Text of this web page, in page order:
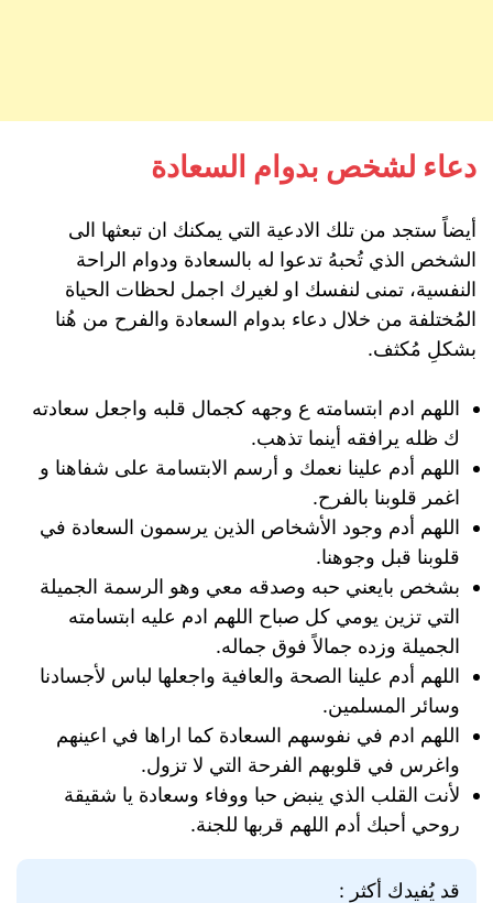
دعاء لشخص بدوام السعادة
أيضاً ستجد من تلك الادعية التي يمكنك ان تبعثها الى
الشخص الذي تُحبهُ تدعوا له بالسعادة ودوام الراحة
النفسية، تمنى لنفسك او لغيرك اجمل لحظات الحياة
المُختلفة من خلال دعاء بدوام السعادة والفرح من هُنا
بشكلِ مُكثف.
اللهم ادم ابتسامته ع وجهه كجمال قلبه واجعل سعادته
ك ظله يرافقه أينما تذهب.
اللهم أدم علينا نعمك و أرسم الابتسامة على شفاهنا و
اغمر قلوبنا بالفرح.
اللهم أدم وجود الأشخاص الذين يرسمون السعادة في
قلوبنا قبل وجوهنا.
بشخص بايعني حبه وصدقه معي وهو الرسمة الجميلة
التي تزين يومي كل صباح اللهم ادم عليه ابتسامته
الجميلة وزده جمالاً فوق جماله.
اللهم أدم علينا الصحة والعافية واجعلها لباس لأجسادنا
وسائر المسلمين.
اللهم ادم في نفوسهم السعادة كما اراها في اعينهم
واغرس في قلوبهم الفرحة التي لا تزول.
لأنت القلب الذي ينبض حبا ووفاء وسعادة يا شقيقة
روحي أحبك أدم اللهم قربها للجنة.
قد يُفيدك أكثر :